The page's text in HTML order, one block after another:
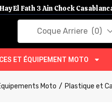
El Fath 3 Ain Chock
Coque Arriere (0)
ET ÉQUIPEMENT MOTO
Moto Plastique et